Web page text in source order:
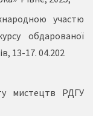
участю
обдарованої
13-17. 04.202
мистецтв РДГУ